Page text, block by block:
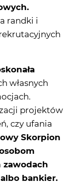
randki i
własnych
projektów
czy ufania
Skorpion
zawodach
bankier.